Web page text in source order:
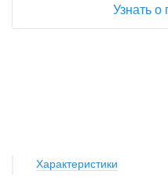
Характеристики
Узнать о